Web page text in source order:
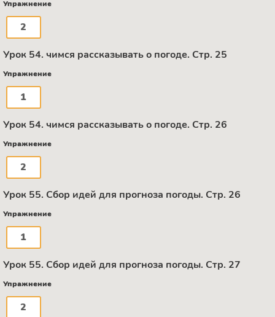
Упражнение
2
Урок 54. чимся рассказывать о погоде. Стр. 25
Упражнение
1
Урок 54. чимся рассказывать о погоде. Стр. 26
Упражнение
2
Урок 55. Сбор идей для прогноза погоды. Стр. 26
Упражнение
1
Урок 55. Сбор идей для прогноза погоды. Стр. 27
Упражнение
2